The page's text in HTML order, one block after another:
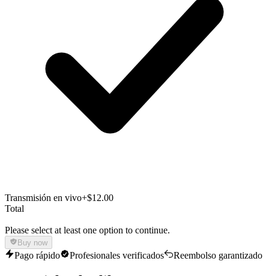
Transmisión en vivo+$12.00
Total
Please select at least one option to continue.
Buy now
Pago rápido Profesionales verificados Reembolso garantizado